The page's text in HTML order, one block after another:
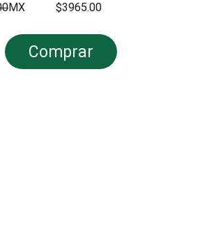
MX           $3965.00
Comprar